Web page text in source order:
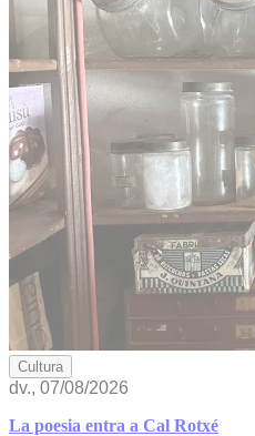
Cultura
dv., 07/08/2026
La poesia entra a Cal Rotxé